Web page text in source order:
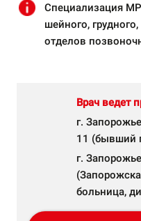
Специализация
шейного,
отделов
Врач ведет
г.
11 (бывший
г.
больница,